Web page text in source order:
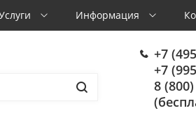
Информация
+7
+7
8